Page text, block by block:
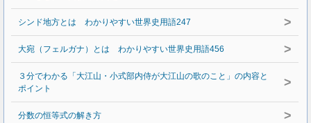
シンド地方とは わかりやすい世界史用語247 >
大宛（フェルガナ）とは わかりやすい世界史用語456 >
３分でわかる「大江山・小式部内侍が大江山の歌のこと」の内容と
ポイント
>
分数の恒等式の解き方 >